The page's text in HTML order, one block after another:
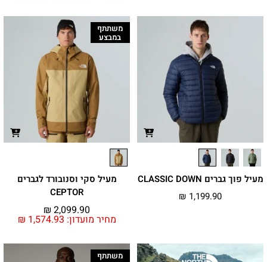
מעיל פוך גברים CLASSIC DOWN
₪ 1,199.90
משתתף
במבצע
מעיל סקי וסנובורד לגברים
CEPTOR
מחיר מועדון: ₪ 1,574.93
₪ 2,099.90
משתתף